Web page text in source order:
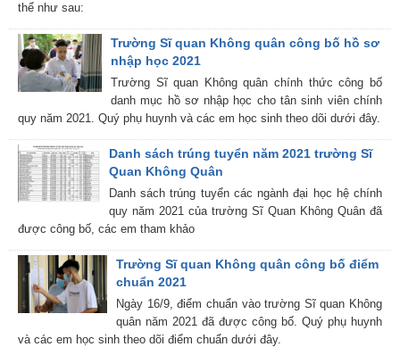
thể như sau:
Trường Sĩ quan Không quân công bố hồ sơ
nhập học 2021
Trường Sĩ quan Không quân chính thức công bố
danh mục hồ sơ nhập học cho tân sinh viên chính
quy năm 2021. Quý phụ huynh và các em học sinh theo dõi dưới đây.
Danh sách trúng tuyển năm 2021 trường Sĩ
Quan Không Quân
Danh sách trúng tuyển các ngành đại học hệ chính
quy năm 2021 của trường Sĩ Quan Không Quân đã
được công bố, các em tham khảo
Trường Sĩ quan Không quân công bố điểm
chuẩn 2021
Ngày 16/9, điểm chuẩn vào trường Sĩ quan Không
quân năm 2021 đã được công bố. Quý phụ huynh
và các em học sinh theo dõi điểm chuẩn dưới đây.